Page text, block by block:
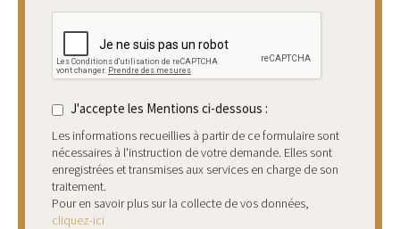
J'accepte les Mentions ci-dessous :
Les informations recueillies à partir de ce formulaire sont
nécessaires à l'instruction de votre demande. Elles sont
enregistrées et transmises aux services en charge de son
traitement.
Pour en savoir plus sur la collecte de vos données,
cliquez-ici